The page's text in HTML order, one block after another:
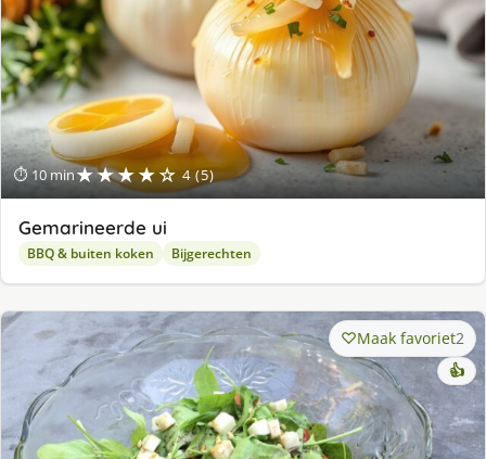
⏱ 10 min★★★★☆ 4 (5)
Gemarineerde ui
BBQ & buiten koken Bijgerechten
Maak favoriet2
👍